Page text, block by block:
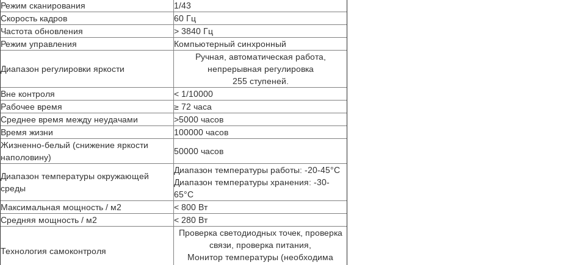
Режим сканирования
1/43
Скорость кадров
60 Гц
Частота обновления
> 3840 Гц
Режим управления
Компьютерный синхронный
Диапазон регулировки яркости
Ручная, автоматическая работа,
непрерывная регулировка
255 ступеней.
Вне контроля
< 1/10000
Рабочее время
≥ 72 часа
Среднее время между неудачами
>5000 часов
Время жизни
100000 часов
Жизненно-белый (снижение яркости
наполовину)
50000 часов
Диапазон температуры окружающей
среды
Диапазон температуры работы: -20-45°C
Диапазон температуры хранения: -30-
65°C
Максимальная мощность / м2
< 800 Вт
Средняя мощность / м2
< 280 Вт
Технология самоконтроля
Проверка светодиодных точек, проверка
связи, проверка питания,
Монитор температуры (необходима